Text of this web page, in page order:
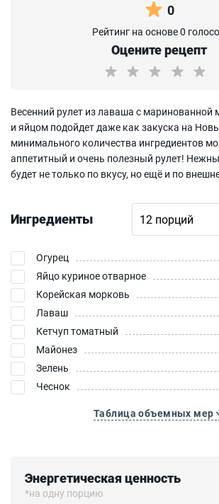
0
Рейтинг на основе 0
Оцените рецепт
Весенний рулет из лаваша с
и яйцом подойдет даже как закуска на
минимального количества ингредиентов
аппетитный и очень полезный рулет!
будет не только по вкусу, но ещё и по
Ингредиенты
Огурец
Яйцо куриное отварное
Корейская морковь
Лаваш
Кетчуп томатный
Майонез
Зелень
Чеснок
Таблица объемных мер
Энергетическая ценность
*на одну порцию